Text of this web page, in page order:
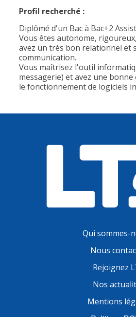
Profil recherché :
Diplômé d'un Bac à Bac+2
Vous êtes autonome,
avez un très bon relationnel et
communication.
Vous maîtrisez l'outil
messagerie) et avez une bonne
le fonctionnement de logiciels
Qui sommes-
Nous
Rejoignez
Nos
Mentions